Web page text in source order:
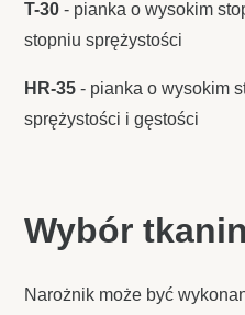
T-30 - pianka o wysokim
stopniu sprężystości
HR-35 - pianka o wysokim
sprężystości i gęstości
Wybór
Narożnik może być